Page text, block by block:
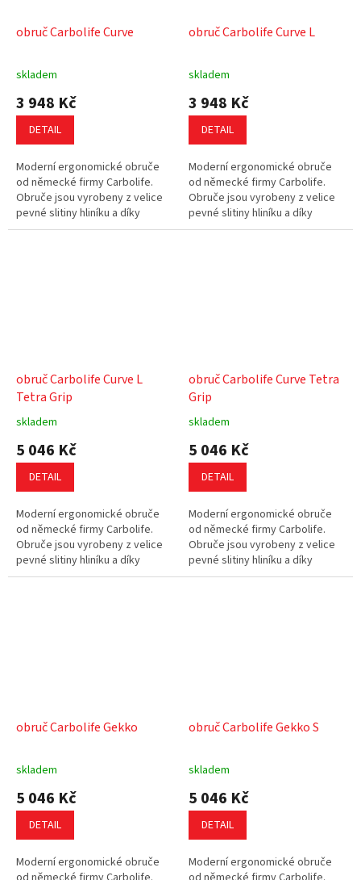
obruč Carbolife Curve
skladem
3 948 Kč
DETAIL
Moderní ergonomické obruče
od německé firmy Carbolife.
Obruče jsou vyrobeny z velice
pevné slitiny hliníku a díky
svému tvaru padnou dokonale
obruč Carbolife Curve L
skladem
3 948 Kč
DETAIL
Moderní ergonomické obruče
od německé firmy Carbolife.
Obruče jsou vyrobeny z velice
pevné slitiny hliníku a díky
svému tvaru padnou dokonale
obruč Carbolife Curve L
Tetra Grip
skladem
5 046 Kč
DETAIL
Moderní ergonomické obruče
od německé firmy Carbolife.
Obruče jsou vyrobeny z velice
pevné slitiny hliníku a díky
svému tvaru padnou dokonale
obruč Carbolife Curve Tetra
Grip
skladem
5 046 Kč
DETAIL
Moderní ergonomické obruče
od německé firmy Carbolife.
Obruče jsou vyrobeny z velice
pevné slitiny hliníku a díky
svému tvaru padnou dokonale
obruč Carbolife Gekko
skladem
5 046 Kč
DETAIL
Moderní ergonomické obruče
obruč Carbolife Gekko S
skladem
5 046 Kč
DETAIL
Moderní ergonomické obruče